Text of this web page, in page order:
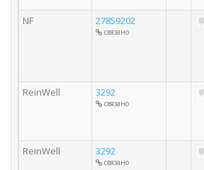
NF
27859202
связано
ReinWell
3292
связано
ReinWell
3292
связано